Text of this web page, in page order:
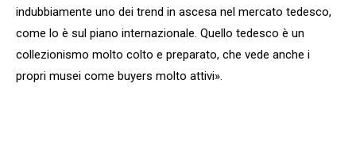
indubbiamente uno dei trend in ascesa nel mercato tedesco,
come lo è sul piano internazionale. Quello tedesco è un
collezionismo molto colto e preparato, che vede anche i
propri musei come buyers molto attivi».